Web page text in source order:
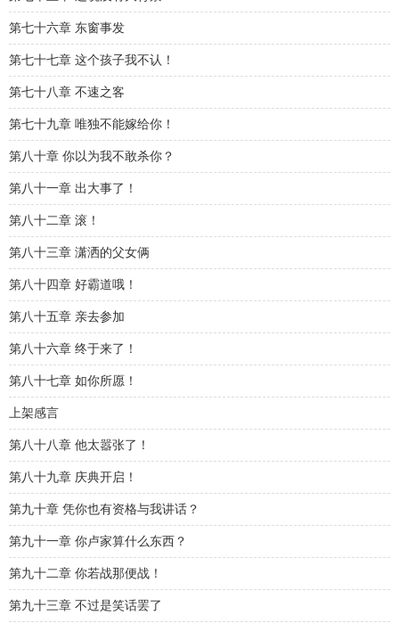
第七十六章 东窗事发
第七十七章 这个孩子我不认！
第七十八章 不速之客
第七十九章 唯独不能嫁给你！
第八十章 你以为我不敢杀你？
第八十一章 出大事了！
第八十二章 滚！
第八十三章 潇洒的父女俩
第八十四章 好霸道哦！
第八十五章 亲去参加
第八十六章 终于来了！
第八十七章 如你所愿！
上架感言
第八十八章 他太嚣张了！
第八十九章 庆典开启！
第九十章 凭你也有资格与我讲话？
第九十一章 你卢家算什么东西？
第九十二章 你若战那便战！
第九十三章 不过是笑话罢了